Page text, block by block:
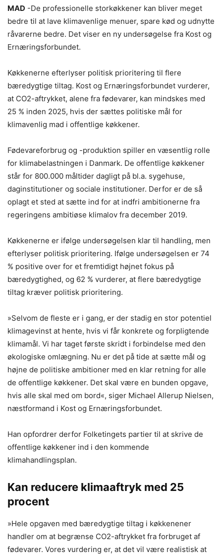
MAD -De professionelle storkøkkener kan bliver meget
bedre til at lave klimavenlige menuer, spare kød og udnytte
råvarerne bedre. Det viser en ny undersøgelse fra Kost og
Ernæringsforbundet.
Køkkenerne efterlyser politisk prioritering til flere
bæredygtige tiltag. Kost og Ernæringsforbundet vurderer,
at CO2-aftrykket, alene fra fødevarer, kan mindskes med
25 % inden 2025, hvis der sættes politiske mål for
klimavenlig mad i offentlige køkkener.
Fødevareforbrug og -produktion spiller en væsentlig rolle
for klimabelastningen i Danmark. De offentlige køkkener
står for 800.000 måltider dagligt på bl.a. sygehuse,
daginstitutioner og sociale institutioner. Derfor er de så
oplagt et sted at sætte ind for at indfri ambitionerne fra
regeringens ambitiøse klimalov fra december 2019.
Køkkenerne er ifølge undersøgelsen klar til handling, men
efterlyser politisk prioritering. Ifølge undersøgelsen er 74
% positive over for et fremtidigt højnet fokus på
bæredygtighed, og 62 % vurderer, at flere bæredygtige
tiltag kræver politisk prioritering.
»Selvom de fleste er i gang, er der stadig en stor potentiel
klimagevinst at hente, hvis vi får konkrete og forpligtende
klimamål. Vi har taget første skridt i forbindelse med den
økologiske omlægning. Nu er det på tide at sætte mål og
højne de politiske ambitioner med en klar retning for alle
de offentlige køkkener. Det skal være en bunden opgave,
hvis alle skal med om bord«, siger Michael Allerup Nielsen,
næstformand i Kost og Ernæringsforbundet.
Han opfordrer derfor Folketingets partier til at skrive de
offentlige køkkener ind i den kommende
klimahandlingsplan.
Kan reducere klimaaftryk med 25
procent
»Hele opgaven med bæredygtige tiltag i køkkenener
handler om at begrænse CO2-aftrykket fra forbruget af
fødevarer. Vores vurdering er, at det vil være realistisk at